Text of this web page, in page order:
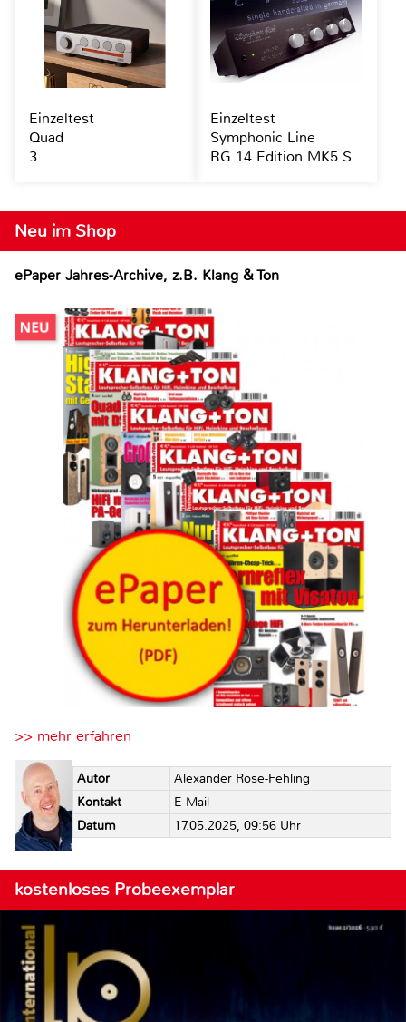
Neu im Shop
ePaper Jahres-Archive, z.B. Klang & Ton
>> mehr erfahren
Autor
Alexander Rose-Fehling
Kontakt
E-Mail
Datum
17.05.2025, 09:56 Uhr
kostenloses Probeexemplar
Einzeltest
Quad
3
Einzeltest
Symphonic Line
RG 14 Edition MK5 S